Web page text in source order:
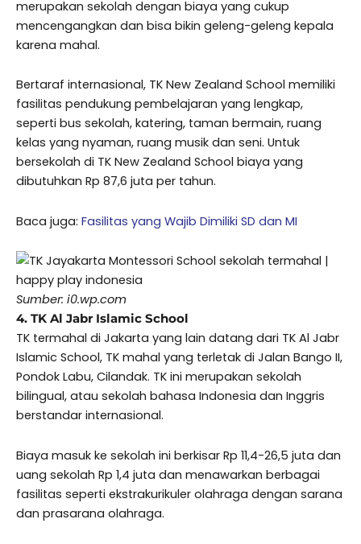
merupakan sekolah dengan biaya yang cukup
mencengangkan dan bisa bikin geleng-geleng kepala
karena mahal.
Bertaraf internasional, TK New Zealand School memiliki
fasilitas pendukung pembelajaran yang lengkap,
seperti bus sekolah, katering, taman bermain, ruang
kelas yang nyaman, ruang musik dan seni. Untuk
bersekolah di TK New Zealand School biaya yang
dibutuhkan Rp 87,6 juta per tahun.
Baca juga: Fasilitas yang Wajib Dimiliki SD dan MI
Sumber: i0.wp.com
4. TK Al Jabr Islamic School
TK termahal di Jakarta yang lain datang dari TK Al Jabr
Islamic School, TK mahal yang terletak di Jalan Bango II,
Pondok Labu, Cilandak. TK ini merupakan sekolah
bilingual, atau sekolah bahasa Indonesia dan Inggris
berstandar internasional.
Biaya masuk ke sekolah ini berkisar Rp 11,4-26,5 juta dan
uang sekolah Rp 1,4 juta dan menawarkan berbagai
fasilitas seperti ekstrakurikuler olahraga dengan sarana
dan prasarana olahraga.